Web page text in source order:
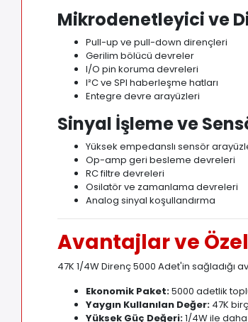
Mikrodenetleyici ve
Pull-up ve pull-down dirençleri
Gerilim bölücü devreler
I/O pin koruma devreleri
I²C ve SPI haberleşme hatları
Entegre devre arayüzleri
Sinyal İşleme ve
Yüksek empedanslı sensör
Op-amp geri besleme devreleri
RC filtre devreleri
Osilatör ve zamanlama devreleri
Analog sinyal koşullandırma
Avantajlar ve
47K 1/4W Direnç 5000 Adet'in sağladığı
Ekonomik Paket:5000 adetlik
Yaygın Kullanılan Değer: 47K
Yüksek Güç Değeri:1/4W ile